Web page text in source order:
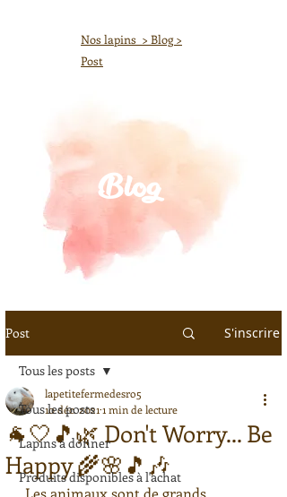
​Nos lapins > Blog >
Post
Blog
Post S'inscrire
Tous les posts
Lapins à donner
Produits disponibles à l'achat
Tous les posts
🐐🤍🎵🌿 Don't Worry... Be
Happy 🌾🌸🎵🎶
lapetitefermedesro5
10 déc. 2021 1 min de lecture